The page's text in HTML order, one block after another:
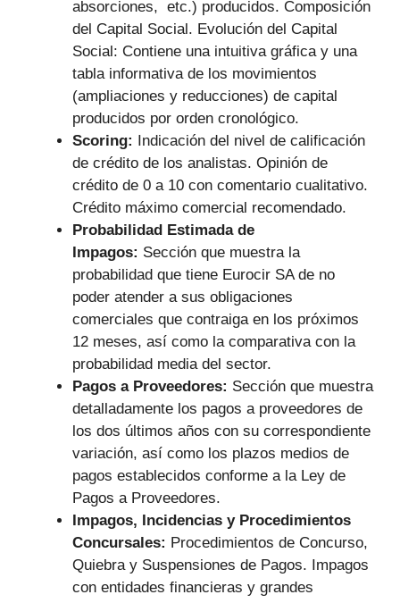
absorciones, etc.) producidos. Composición
del Capital Social. Evolución del Capital
Social: Contiene una intuitiva gráfica y una
tabla informativa de los movimientos
(ampliaciones y reducciones) de capital
producidos por orden cronológico.
Scoring: Indicación del nivel de calificación
de crédito de los analistas. Opinión de
crédito de 0 a 10 con comentario cualitativo.
Crédito máximo comercial recomendado.
Probabilidad Estimada de
Impagos: Sección que muestra la
probabilidad que tiene Eurocir SA de no
poder atender a sus obligaciones
comerciales que contraiga en los próximos
12 meses, así como la comparativa con la
probabilidad media del sector.
Pagos a Proveedores: Sección que muestra
detalladamente los pagos a proveedores de
los dos últimos años con su correspondiente
variación, así como los plazos medios de
pagos establecidos conforme a la Ley de
Pagos a Proveedores.
Impagos, Incidencias y Procedimientos
Concursales: Procedimientos de Concurso,
Quiebra y Suspensiones de Pagos. Impagos
con entidades financieras y grandes